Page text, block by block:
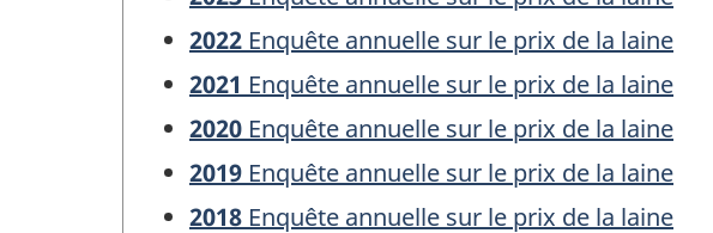
2022 Enquête annuelle sur le prix de la laine
2021 Enquête annuelle sur le prix de la laine
2020 Enquête annuelle sur le prix de la laine
2019 Enquête annuelle sur le prix de la laine
2018 Enquête annuelle sur le prix de la laine